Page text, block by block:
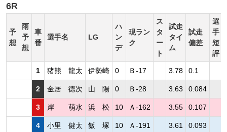
6R
予
想
雨
予
想
車
番
選手名 LG
ハ
ン
デ
現ラン
ク
ス
タ
ー
ト
試走
タイ
ム
試走
偏差
選
手
短
評
1 猪熊 龍太 伊勢崎 0 Ｂ-17 3.78 0.1
2 金居 徳次 山 陽 0 Ｂ-28 3.63 0.084
3 岸 萌水 浜 松 10 Ａ-162 3.55 0.107
4 小里 健太 飯 塚 10 Ａ-191 3.61 0.093